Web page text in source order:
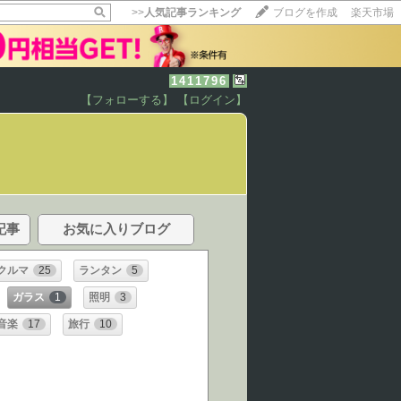
>>人気記事ランキング ブログを作成 楽天市場
1411796
【フォローする】 【ログイン】
事 お気に入りブログ
ルマ 25 ランタン 5
ガラス 1 照明 3
楽 17 旅行 10